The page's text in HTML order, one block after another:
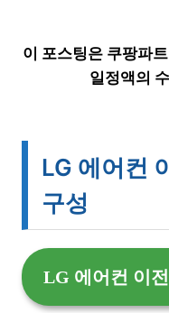
이 포스팅은 쿠팡파
일정액의
LG 에어컨
구성
LG 에어컨 이